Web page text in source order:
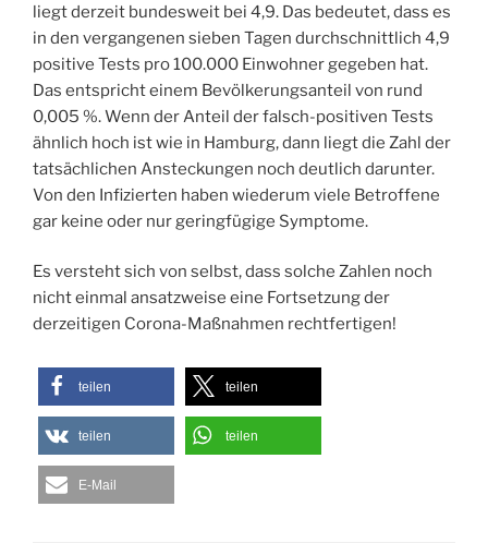
liegt derzeit bundesweit bei 4,9. Das bedeutet, dass es
in den vergangenen sieben Tagen durchschnittlich 4,9
positive Tests pro 100.000 Einwohner gegeben hat.
Das entspricht einem Bevölkerungsanteil von rund
0,005 %. Wenn der Anteil der falsch-positiven Tests
ähnlich hoch ist wie in Hamburg, dann liegt die Zahl der
tatsächlichen Ansteckungen noch deutlich darunter.
Von den Infizierten haben wiederum viele Betroffene
gar keine oder nur geringfügige Symptome.
Es versteht sich von selbst, dass solche Zahlen noch
nicht einmal ansatzweise eine Fortsetzung der
derzeitigen Corona-Maßnahmen rechtfertigen!
teilen teilen
teilen teilen
E-Mail